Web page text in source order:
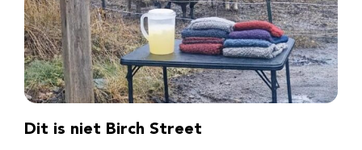
Dit is niet Birch Street